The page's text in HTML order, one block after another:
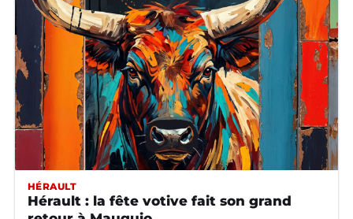
HÉRAULT
Hérault : la fête votive fait son grand